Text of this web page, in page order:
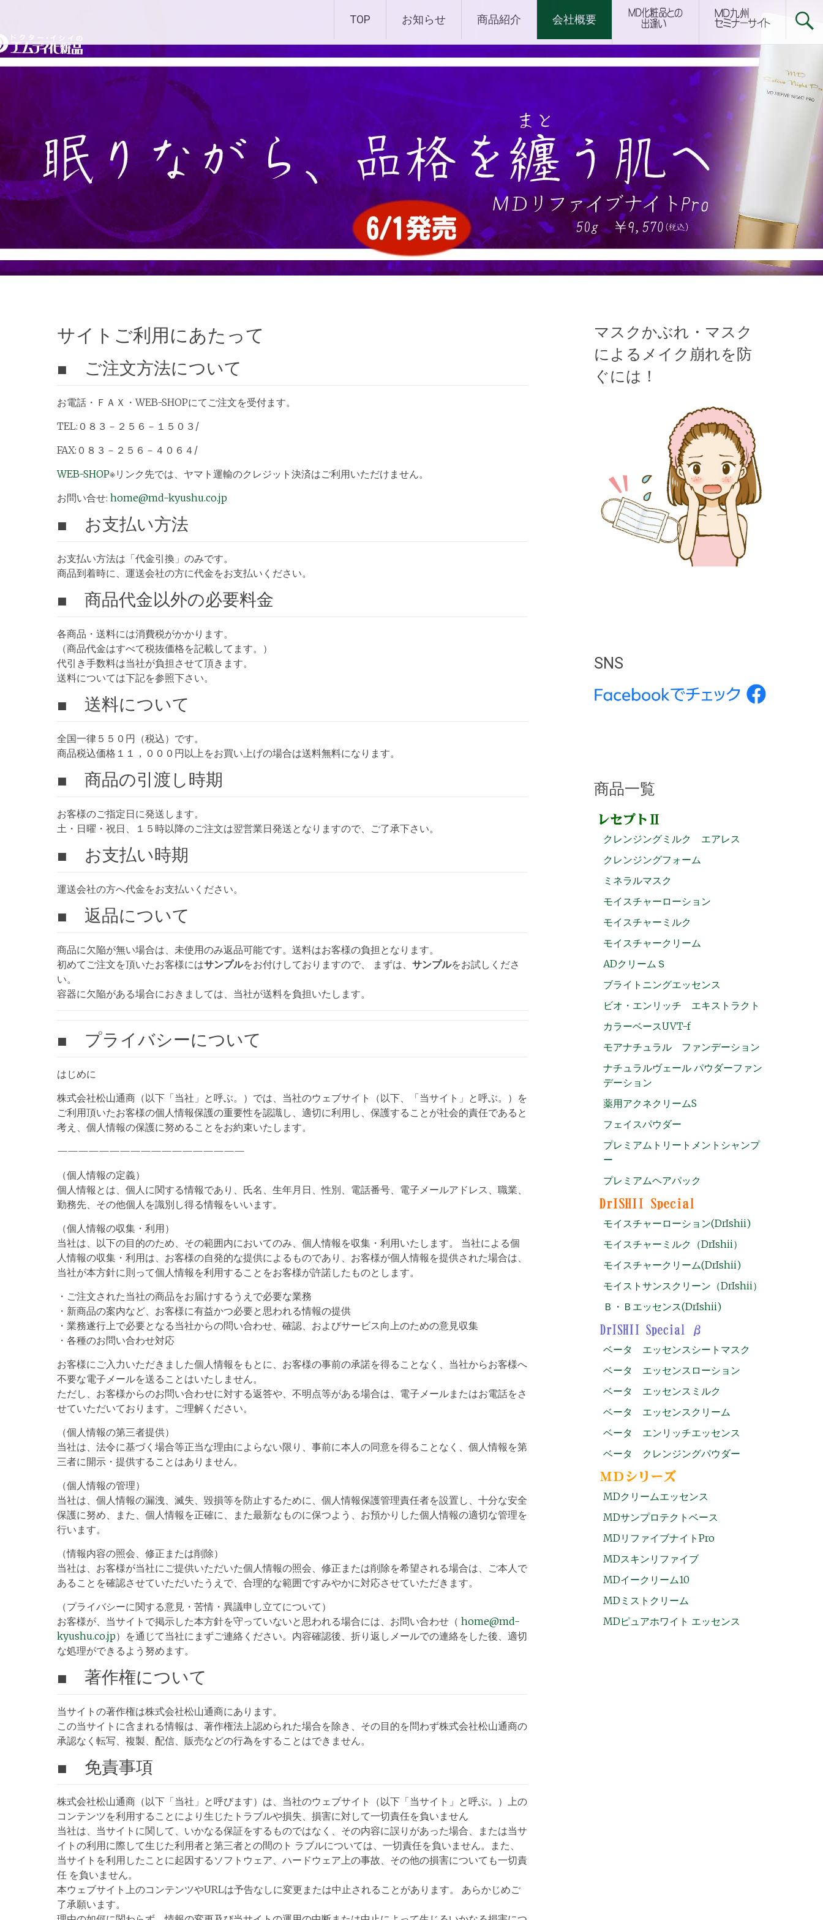
テ
ン
ツ
ッ
ドクターイシイのエムディ化粧品 |エムディ化粧品 下関サロン
TOP お知らせ 商品紹介 会社概要
サイトご利用にあたって
■ ご注文方法について
お電話・ＦＡＸ・WEB-SHOPにてご注文を受付ます。
TEL:０８３－２５６－１５０３/
FAX:０８３－２５６－４０６４/
WEB-SHOP※リンク先では、ヤマト運輸のクレジット決済はご利用いただけません。
お問い合せ: home@md-kyushu.co.jp
■ お支払い方法
お支払い方法は「代金引換」のみです。
商品到着時に、運送会社の方に代金をお支払いください。
■ 商品代金以外の必要料金
各商品・送料には消費税がかかります。
（商品代金はすべて税抜価格を記載してます。）
代引き手数料は当社が負担させて頂きます。
送料については下記を参照下さい。
■ 送料について
全国一律５５０円（税込）です。
商品税込価格１１，０００円以上をお買い上げの場合は送料無料になります。
■ 商品の引渡し時期
お客様のご指定日に発送します。
土・日曜・祝日、１５時以降のご注文は翌営業日発送となりますので、ご了承下さい。
■ お支払い時期
運送会社の方へ代金をお支払いください。
■ 返品について
商品に欠陥が無い場合は、未使用のみ返品可能です。送料はお客様の負担となります。
初めてご注文を頂いたお客様にはサンプルをお付けしておりますので、 まずは、 サンプルをお試しくださ
い。
容器に欠陥がある場合におきましては、当社が送料を負担いたします。
■ プライバシーについて
はじめに
株式会社松山通商（以下「当社」と呼ぶ。）では、当社のウェブサイト（以下、「当サイト」と呼ぶ。）を
ご利用頂いたお客様の個人情報保護の重要性を認識し、適切に利用し、保護することが社会的責任であると
考え、個人情報の保護に努めることをお約束いたします。
——————————————————
（個人情報の定義）
個人情報とは、個人に関する情報であり、氏名、生年月日、性別、電話番号、電子メールアドレス、職業、
勤務先、その他個人を識別し得る情報をいいます。
（個人情報の収集・利用）
当社は、以下の目的のため、その範囲内においてのみ、個人情報を収集・利用いたします。 当社による個
人情報の収集・利用は、お客様の自発的な提供によるものであり、お客様が個人情報を提供された場合は、
当社が本方針に則って個人情報を利用することをお客様が許諾したものとします。
・ご注文された当社の商品をお届けするうえで必要な業務
・新商品の案内など、お客様に有益かつ必要と思われる情報の提供
・業務遂行上で必要となる当社からの問い合わせ、確認、およびサービス向上のための意見収集
・各種のお問い合わせ対応
お客様にご入力いただきました個人情報をもとに、お客様の事前の承諾を得ることなく、当社からお客様へ
不要な電子メールを送ることはいたしません。
ただし、お客様からのお問い合わせに対する返答や、不明点等がある場合は、電子メールまたはお電話をさ
せていただいております。ご理解ください。
（個人情報の第三者提供）
当社は、法令に基づく場合等正当な理由によらない限り、事前に本人の同意を得ることなく、個人情報を第
三者に開示・提供することはありません。
（個人情報の管理）
当社は、個人情報の漏洩、滅失、毀損等を防止するために、個人情報保護管理責任者を設置し、十分な安全
保護に努め、また、個人情報を正確に、また最新なものに保つよう、お預かりした個人情報の適切な管理を
行います。
（情報内容の照会、修正または削除）
当社は、お客様が当社にご提供いただいた個人情報の照会、修正または削除を希望される場合は、ご本人で
あることを確認させていただいたうえで、合理的な範囲ですみやかに対応させていただきます。
（プライバシーに関する意見・苦情・異議申し立てについて）
お客様が、当サイトで掲示した本方針を守っていないと思われる場合には、お問い合わせ（ home@md-
kyushu.co.jp）を通じて当社にまずご連絡ください。内容確認後、折り返しメールでの連絡をした後、適切
な処理ができるよう努めます。
■ 著作権について
当サイトの著作権は株式会社松山通商にあります。
この当サイトに含まれる情報は、著作権法上認められた場合を除き、その目的を問わず株式会社松山通商の
承認なく転写、複製、配信、販売などの行為をすることはできません。
■ 免責事項
株式会社松山通商（以下「当社」と呼びます）は、当社のウェブサイト（以下「当サイト」と呼ぶ。）上の
コンテンツを利用することにより生じたトラブルや損失、損害に対して一切責任を負いません
当社は、当サイトに関して、いかなる保証をするものではなく、その内容に誤りがあった場合、または当サ
イトの利用に際して生じた利用者と第三者との間のト ラブルについては、一切責任を負いません。また、
当サイトを利用したことに起因するソフトウェア、ハードウェア上の事故、その他の損害についても一切責
任 を負いません。
本ウェブサイト上のコンテンツやURLは予告なしに変更または中止されることがあります。 あらかじめご
了承願います。
マスクかぶれ・マスク
によるメイク崩れを防
ぐには！
SNS
商品一覧
クレンジングミルク エアレス
クレンジングフォーム
ミネラルマスク
モイスチャーローション
モイスチャーミルク
モイスチャークリーム
ADクリームＳ
ブライトニングエッセンス
ビオ・エンリッチ エキストラクト
カラーベースUVT-f
モアナチュラル ファンデーション
ナチュラルヴェール パウダーファン
デーション
薬用アクネクリームS
フェイスパウダー
プレミアムトリートメントシャンプ
ー
プレミアムヘアパック
モイスチャーローション(DrIshii)
モイスチャーミルク（DrIshii）
モイスチャークリーム(DrIshii)
モイストサンスクリーン（DrIshii）
Ｂ・Ｂエッセンス(DrIshii)
ベータ エッセンスシートマスク
ベータ エッセンスローション
ベータ エッセンスミルク
ベータ エッセンスクリーム
ベータ エンリッチエッセンス
ベータ クレンジングパウダー
MDクリームエッセンス
MDサンプロテクトベース
MDリファイブナイトPro
MDスキンリファイブ
MDイークリーム10
MDミストクリーム
MDピュアホワイト エッセンス